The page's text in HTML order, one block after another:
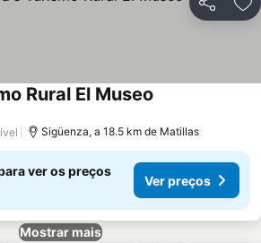
Partilhar
Rural El Museo
Sigüenza, a 18.5 km de Matillas
ver os preços
Ver preços
Mostrar mais